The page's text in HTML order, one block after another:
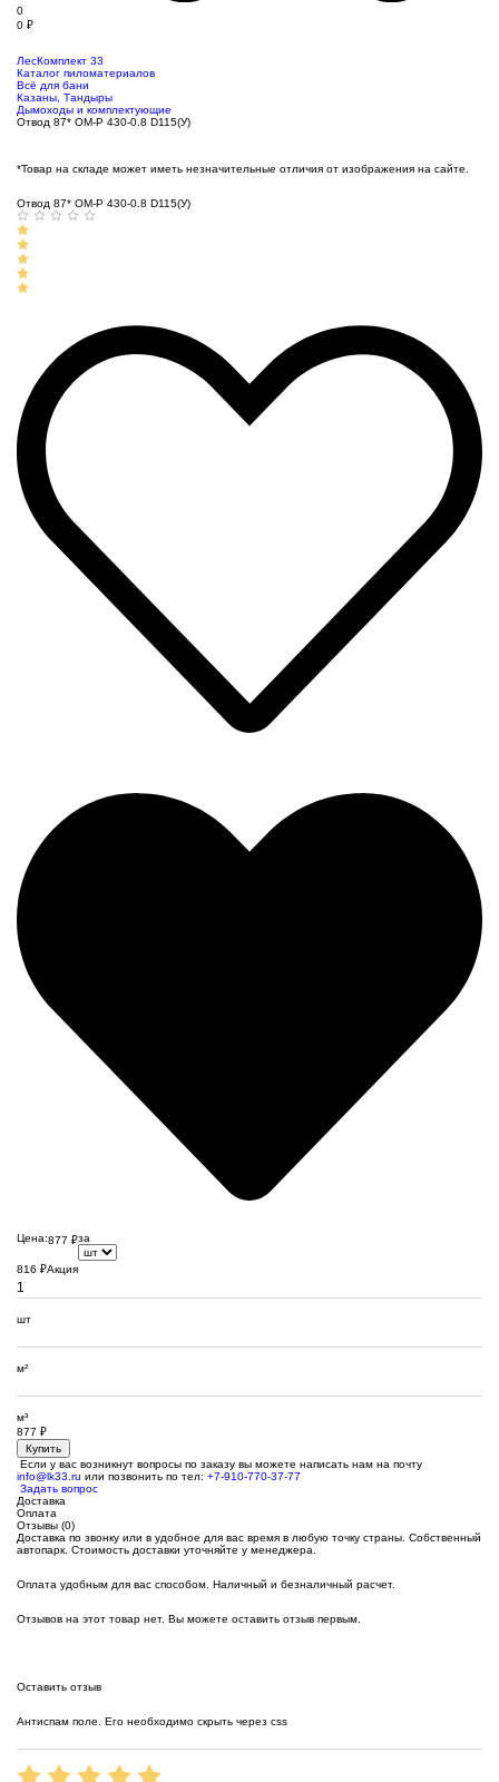
0
0 ₽
ЛесКомплект 33
Каталог пиломатериалов
Всё для бани
Казаны, Тандыры
Дымоходы и комплектующие
Отвод 87* ОМ-Р 430-0.8 D115(У)
*Товар на складе может иметь незначительные отличия от изображения на сайте.
Отвод 87* ОМ-Р 430-0.8 D115(У)
Цена:877 ₽за
816 ₽Акция
шт
м²
м³
877 ₽
Купить
Если у вас возникнут вопросы по заказу вы можете написать нам на почту
info@lk33.ru или позвонить по тел: +7-910-770-37-77
Задать вопрос
Доставка
Оплата
Отзывы (0)
Доставка по звонку или в удобное для вас время в любую точку страны. Собственный
автопарк. Стоимость доставки уточняйте у менеджера.
Оплата удобным для вас способом. Наличный и безналичный расчет.
Отзывов на этот товар нет. Вы можете оставить отзыв первым.
Оставить отзыв
Антиспам поле. Его необходимо скрыть через css